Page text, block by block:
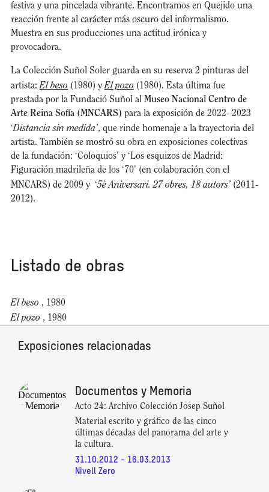
festiva y una pincelada vibrante. Encontramos en Quejido una
reacción frente al carácter más oscuro del informalismo.
Muestra en sus producciones una actitud irónica y
provocadora.
La Colección Suñol Soler guarda en su reserva 2 pinturas del
artista:El beso (1980) yEl pozo (1980). Esta última fue
prestada por la Fundació Suñol al Museo Nacional Centro de
Arte Reina Sofía (MNCARS) para la exposición de 2022- 2023
‘Distancia sin medida’, que rinde homenaje a la trayectoria del
artista. También se mostró su obra en exposiciones colectivas
de la fundación: ‘Coloquios’ y ‘Los esquizos de Madrid:
Figuración madrileña de los ‘70’ (en colaboración con el
MNCARS) de 2009 y ‘5è Aniversari. 27 obres, 18 autors’ (2011-
2012).
Listado de obras
El beso , 1980
El pozo , 1980
Exposiciones relacionadas
Documentos y Memoria
Acto 24: Archivo Colección Josep Suñol
Material escrito y gráfico de las cinco
últimas décadas del panorama del arte y
la cultura.
31.10.2012 - 16.03.2013
Nivell Zero